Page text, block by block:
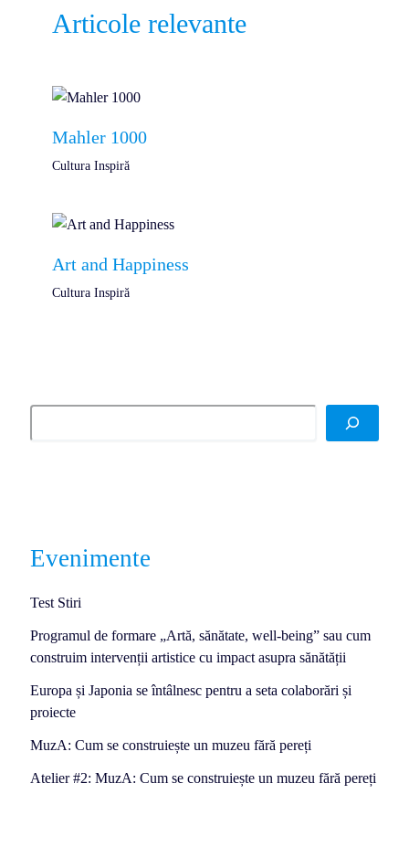
Articole relevante
Mahler 1000
Cultura Inspiră
Art and Happiness
Cultura Inspiră
Evenimente
Test Stiri
Programul de formare „Artă, sănătate, well-being” sau cum
construim intervenții artistice cu impact asupra sănătății
Europa și Japonia se întâlnesc pentru a seta colaborări și
proiecte
MuzA: Cum se construiește un muzeu fără pereți
Atelier #2: MuzA: Cum se construiește un muzeu fără pereți